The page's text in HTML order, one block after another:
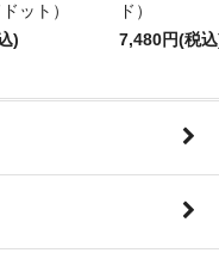
ット）
)
ド）
7,480円(税